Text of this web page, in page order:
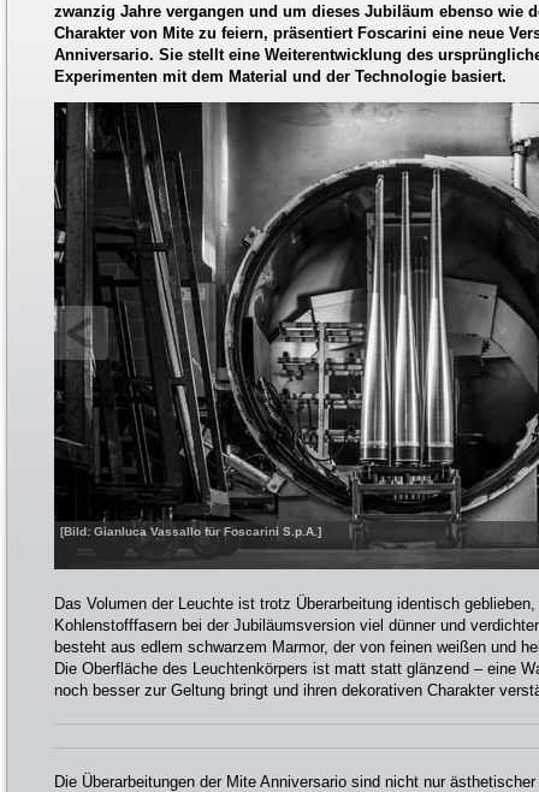
zwanzig Jahre vergangen und um dieses Jubiläum ebenso wie
Charakter von Mite zu feiern, präsentiert Foscarini eine neue
Anniversario. Sie stellt eine Weiterentwicklung des
Experimenten mit dem Material und der Technologie basiert.
[Bild: Gianluca Vassallo für Foscarini S.p.A.]
Das Volumen der Leuchte ist trotz Überarbeitung identisch
Kohlenstofffasern bei der Jubiläumsversion viel dünner und
besteht aus edlem schwarzem Marmor, der von feinen weißen und
Die Oberfläche des Leuchtenkörpers ist matt statt glänzend – eine
noch besser zur Geltung bringt und ihren dekorativen Charakter
Die Überarbeitungen der Mite Anniversario sind nicht nur